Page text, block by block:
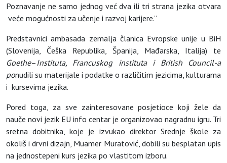
Poznavanje ne samo jednog već dva ili tri strana jezika otvara
veće mogućnosti za učenje i razvoj karijere.”
Predstavnici ambasada zemalja članica Evropske unije u BiH
(Slovenija, Češka Republika, Španija, Mađarska, Italija) te
Goethe– Instituta, Francuskog instituta i British Council-a
ponudili su materijale i podatke o različitim jezicima, kulturama
i kursevima jezika.
Pored toga, za sve zainteresovane posjetioce koji žele da
nauče novi jezik EU info centar je organizovao nagradnu igru. Tri
sretna dobitnika, koje je izvukao direktor Srednje škole za
okoliš i drvni dizajn, Muamer Muratović, dobili su besplatan upis
na jednostepeni kurs jezika po vlastitom izboru.